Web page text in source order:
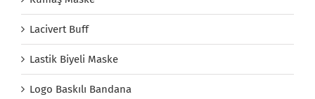
Lacivert Buff
Lastik Biyeli Maske
Logo Baskılı Bandana